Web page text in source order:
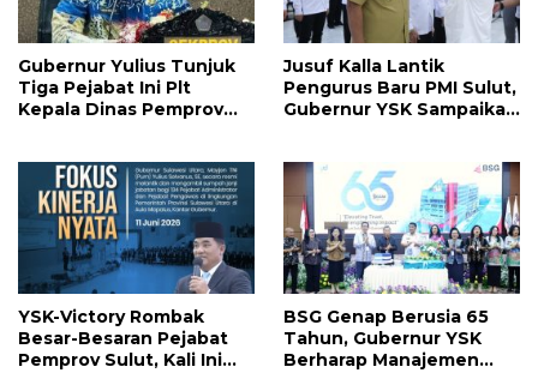
Gubernur Yulius Tunjuk
Tiga Pejabat Ini Plt
Kepala Dinas Pemprov
Jusuf Kalla Lantik
Pengurus Baru PMI Sulut,
Gubernur YSK Sampaikan
YSK-Victory Rombak
Besar-Besaran Pejabat
Pemprov Sulut, Kali Ini
BSG Genap Berusia 65
Tahun, Gubernur YSK
Berharap Manajemen